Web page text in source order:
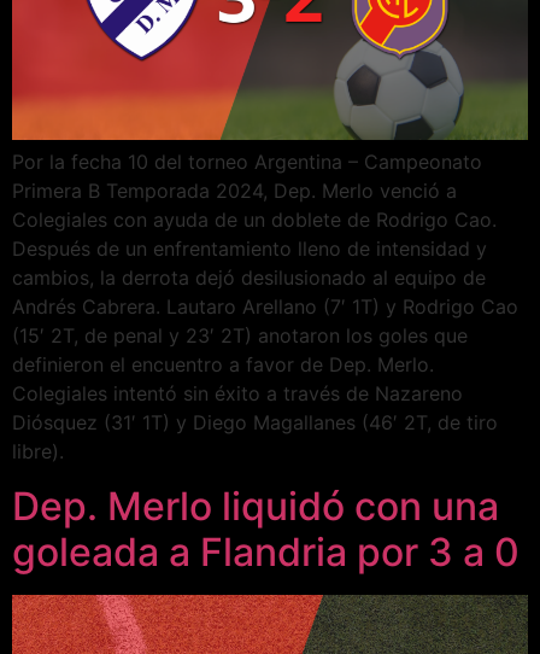
Por la fecha 10 del torneo Argentina – Campeonato
Primera B Temporada 2024, Dep. Merlo venció a
Colegiales con ayuda de un doblete de Rodrigo Cao.
Después de un enfrentamiento lleno de intensidad y
cambios, la derrota dejó desilusionado al equipo de
Andrés Cabrera. Lautaro Arellano (7′ 1T) y Rodrigo Cao
(15′ 2T, de penal y 23′ 2T) anotaron los goles que
definieron el encuentro a favor de Dep. Merlo.
Colegiales intentó sin éxito a través de Nazareno
Diósquez (31′ 1T) y Diego Magallanes (46′ 2T, de tiro
libre).
Dep. Merlo liquidó con una
goleada a Flandria por 3 a 0